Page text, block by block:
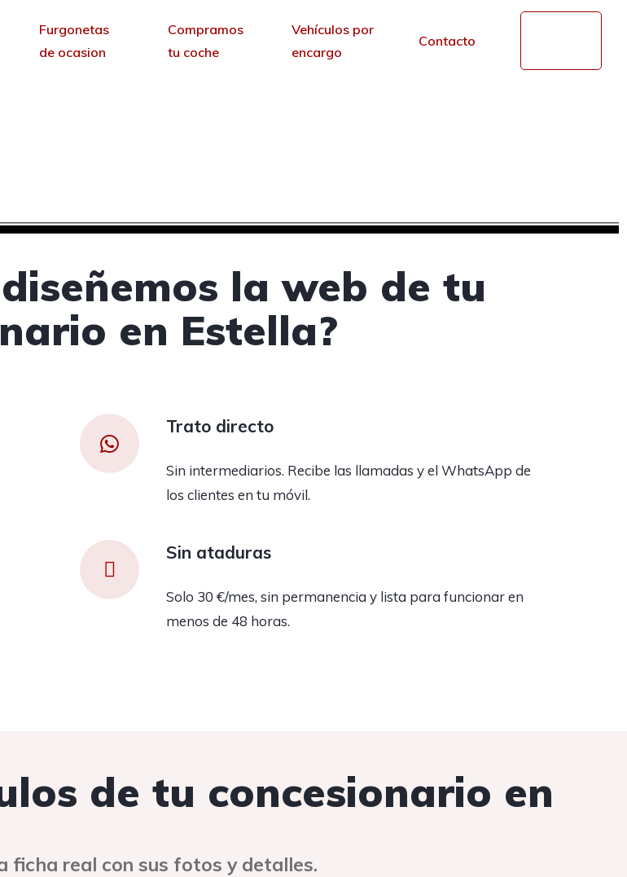
Furgonetas
de ocasion
Compramos
tu coche
Vehículos por
encargo
Contacto
la web de tu
en Estella?
Trato directo
Sin intermediarios. Recibe las llamadas y el WhatsApp de
los clientes en tu móvil.
Sin ataduras
Solo 30 €/mes, sin permanencia y lista para funcionar en
menos de 48 horas.
de tu concesionario en
ficha real con sus fotos y detalles.